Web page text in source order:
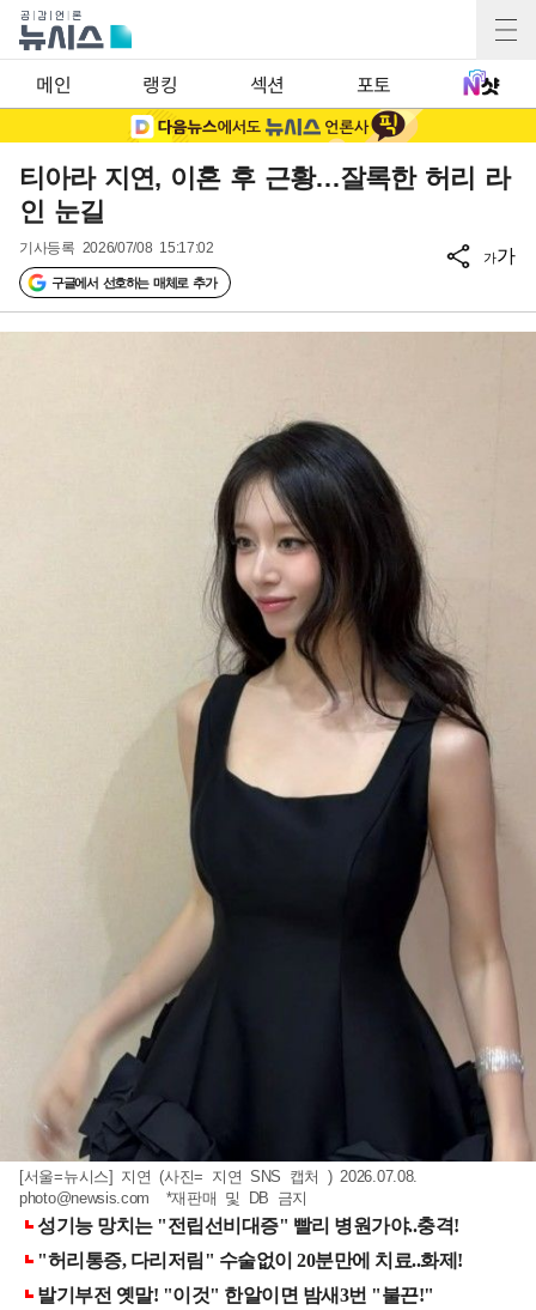
메인 랭킹 섹션 포토
티아라 지연, 이혼 후 근황…잘록한 허리 라
인 눈길
기사등록 2026/07/08 15:17:02
구글에서 선호하는 매체로 추가
가가
[서울=뉴시스] 지연 (사진= 지연 SNS 캡처 ) 2026.07.08.
photo@newsis.com *재판매 및 DB 금지